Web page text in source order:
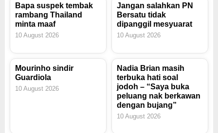
Bapa suspek tembak
rambang Thailand
minta maaf
10 August 2026
Jangan salahkan PN
Bersatu tidak
dipanggil mesyuarat
10 August 2026
Mourinho sindir
Guardiola
10 August 2026
Nadia Brian masih
terbuka hati soal
jodoh – “Saya buka
peluang nak berkawan
dengan bujang”
10 August 2026